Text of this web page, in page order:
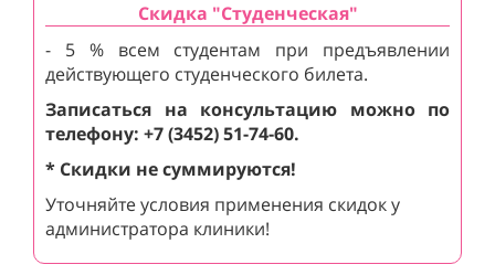
Скидка "Студенческая"
- 5 % всем студентам при предъявлении
действующего студенческого билета.
Записаться на консультацию можно по
телефону: +7 (3452) 51-74-60.
* Скидки не суммируются!
Уточняйте условия применения скидок у
администратора клиники!